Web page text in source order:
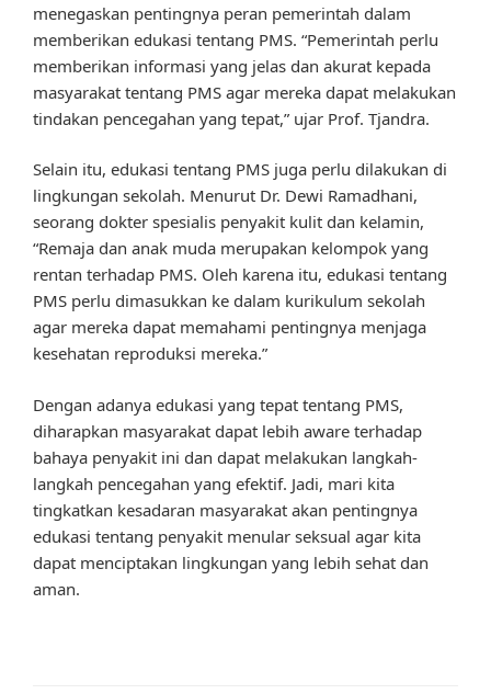
menegaskan pentingnya peran pemerintah dalam
memberikan edukasi tentang PMS. “Pemerintah perlu
memberikan informasi yang jelas dan akurat kepada
masyarakat tentang PMS agar mereka dapat melakukan
tindakan pencegahan yang tepat,” ujar Prof. Tjandra.
Selain itu, edukasi tentang PMS juga perlu dilakukan di
lingkungan sekolah. Menurut Dr. Dewi Ramadhani,
seorang dokter spesialis penyakit kulit dan kelamin,
“Remaja dan anak muda merupakan kelompok yang
rentan terhadap PMS. Oleh karena itu, edukasi tentang
PMS perlu dimasukkan ke dalam kurikulum sekolah
agar mereka dapat memahami pentingnya menjaga
kesehatan reproduksi mereka.”
Dengan adanya edukasi yang tepat tentang PMS,
diharapkan masyarakat dapat lebih aware terhadap
bahaya penyakit ini dan dapat melakukan langkah-
langkah pencegahan yang efektif. Jadi, mari kita
tingkatkan kesadaran masyarakat akan pentingnya
edukasi tentang penyakit menular seksual agar kita
dapat menciptakan lingkungan yang lebih sehat dan
aman.